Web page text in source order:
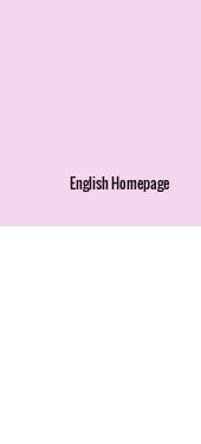
English Homepage